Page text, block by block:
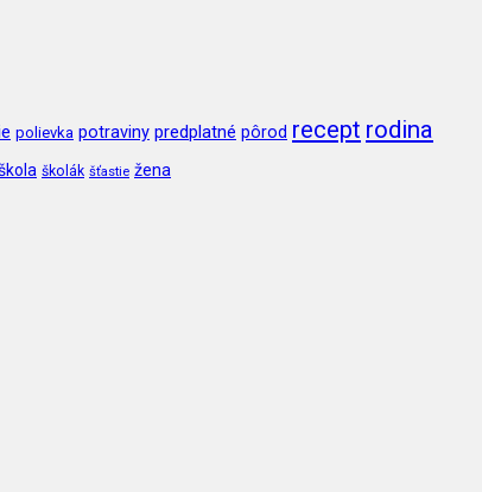
polievka potraviny predplatné pôrod recept rodina
školák šťastie žena